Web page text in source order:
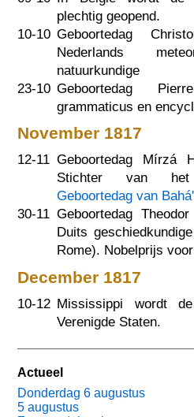
plechtig geopend.
10-10 Geboortedag
Nederlands
natuurkundige
23-10 Geboortedag
grammaticus en
November 1817
12-11 Geboortedag
Stichter van het
Geboortedag van
30-11 Geboortedag
Duits
Rome). Nobelprijs
December 1817
10-12 Mississippi wordt
Verenigde Staten.
Actueel
Donderdag 6 augustus
5 augustus